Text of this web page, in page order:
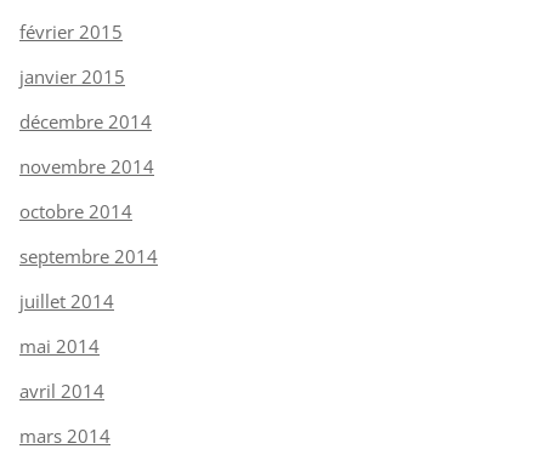
février 2015
janvier 2015
décembre 2014
novembre 2014
octobre 2014
septembre 2014
juillet 2014
mai 2014
avril 2014
mars 2014